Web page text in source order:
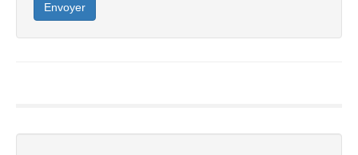
Envoyer